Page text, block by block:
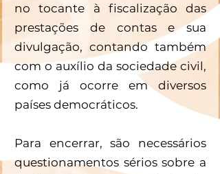
no tocante à fiscalização das
prestações de contas e sua
divulgação, contando também
com o auxílio da sociedade civil,
como já ocorre em diversos
países democráticos.
Para encerrar, são necessários
questionamentos sérios sobre a